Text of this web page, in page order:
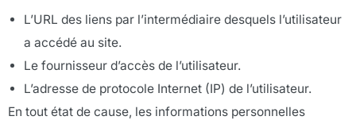
L’URL des liens par l’intermédiaire desquels l’utilisateur
a accédé au site.
Le fournisseur d’accès de l’utilisateur.
L’adresse de protocole Internet (IP) de l’utilisateur.
En tout état de cause, les informations personnelles